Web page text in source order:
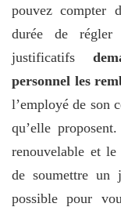
pouvez compter
durée de régler
justificatifs
personnel les
l’employé de son
qu’elle
renouvelable et le
de soumettre un
possible pour